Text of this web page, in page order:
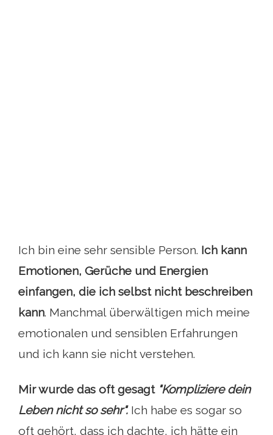
Ich bin eine sehr sensible Person. Ich kann
Emotionen, Gerüche und Energien
einfangen, die ich selbst nicht beschreiben
kann. Manchmal überwältigen mich meine
emotionalen und sensiblen Erfahrungen
und ich kann sie nicht verstehen.
Mir wurde das oft gesagt "Kompliziere dein
Leben nicht so sehr".Ich habe es sogar so
oft gehört, dass ich dachte, ich hätte ein